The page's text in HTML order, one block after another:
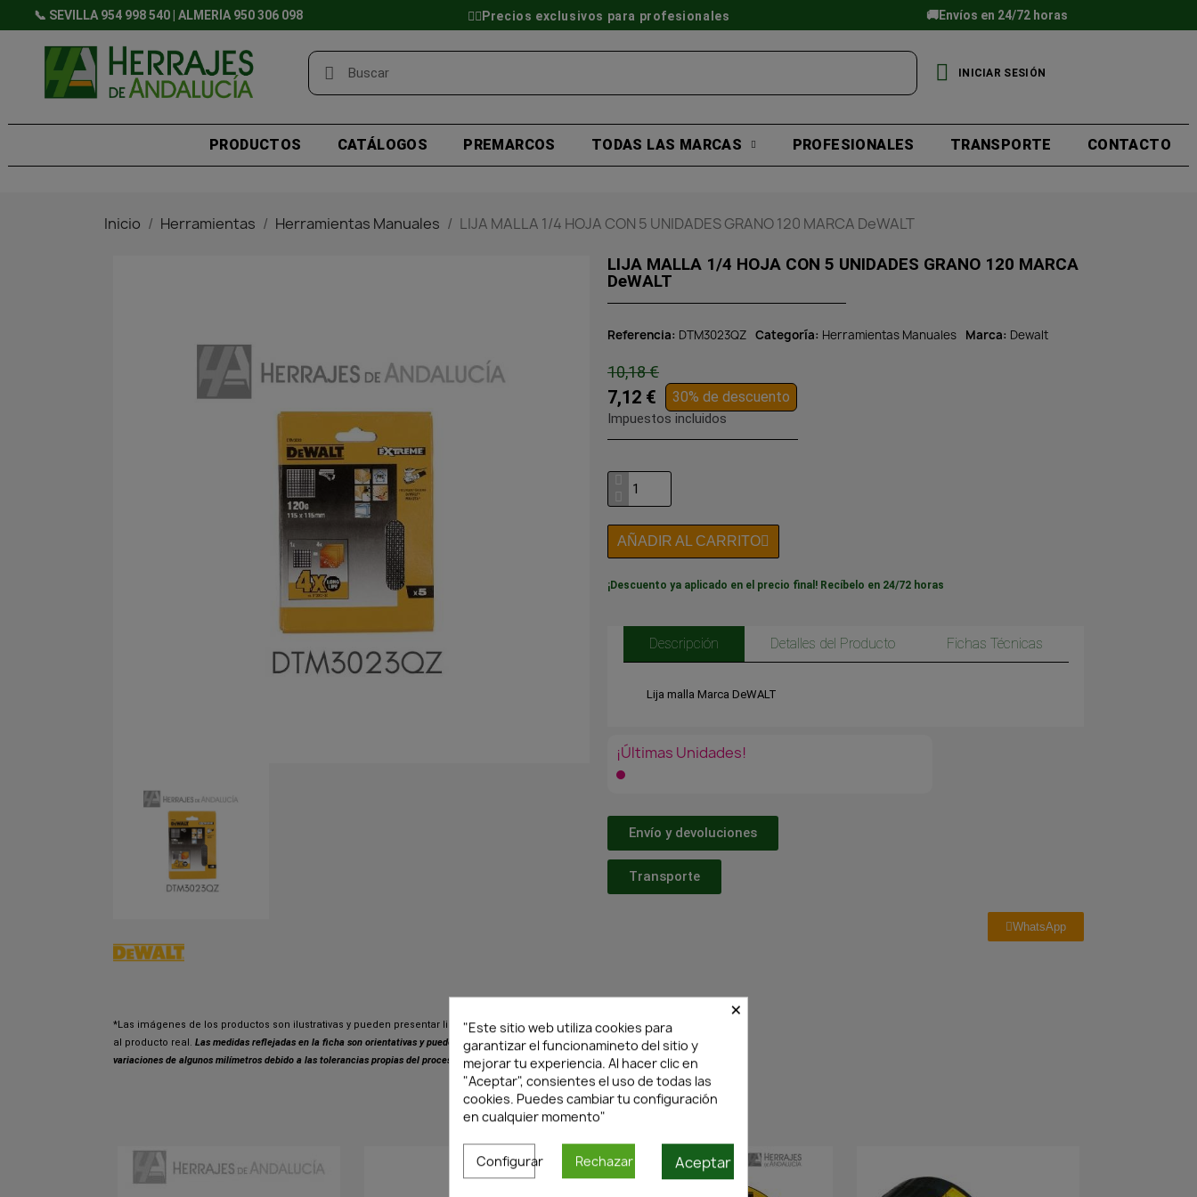
📞 SEVILLA 954 998 540 | ALMERÍA 950 306 098 👷‍♂️Precios exclusivos para profesionales 🚚Envíos en 24/72 horas
INICIAR SESIÓN
PRODUCTOS CATÁLOGOS PREMARCOS TODAS LAS MARCAS PROFESIONALES TRANSPORTE CONTACTO
Inicio Herramientas Herramientas Manuales LIJA MALLA 1/4 HOJA CON 5 UNIDADES GRANO 120 MARCA DeWALT
*Las imágenes de los productos son ilustrativas y pueden presentar ligeras variaciones respecto
al producto real. Las medidas reflejadas en la ficha son orientativas y pueden presentar pequeñas
variaciones de algunos milímetros debido a las tolerancias propias del proceso de fabricación.
LIJA MALLA 1/4 HOJA CON 5 UNIDADES GRANO 120 MARCA
DeWALT
Referencia DTM3023QZ Categoría Herramientas Manuales Marca Dewalt
10,18 €
7,12 € 30% de descuento
Impuestos incluidos
AÑADIR AL CARRITO
¡Descuento ya aplicado en el precio final! Recíbelo en 24/72 horas
Descripción Detalles del Producto Fichas Técnicas
Lija malla Marca DeWALT
¡Últimas Unidades!
Envío y devoluciones
Transporte
WhatsApp
PRODUCTOS SIMILARES
×
"Este sitio web utiliza cookies para
garantizar el funcionamineto del sitio y
mejorar tu experiencia. Al hacer clic en
"Aceptar", consientes el uso de todas las
cookies. Puedes cambiar tu configuración
en cualquier momento"
Configurar Rechazar Aceptar